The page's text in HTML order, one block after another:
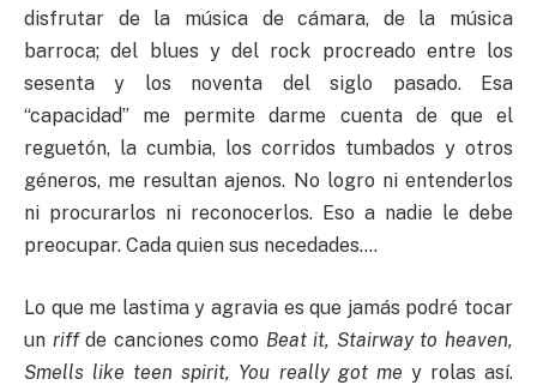
disfrutar de la música de cámara, de la música
barroca; del blues y del rock procreado entre los
sesenta y los noventa del siglo pasado. Esa
“capacidad” me permite darme cuenta de que el
reguetón, la cumbia, los corridos tumbados y otros
géneros, me resultan ajenos. No logro ni entenderlos
ni procurarlos ni reconocerlos. Eso a nadie le debe
preocupar. Cada quien sus necedades.…
Lo que me lastima y agravia es que jamás podré tocar
un riffde canciones como Beat it, Stairway to heaven,
Smells like teen spirit, You really got me y rolas así.